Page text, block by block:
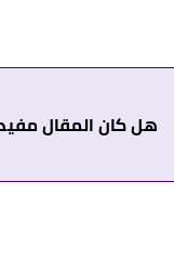
هل كان المقال